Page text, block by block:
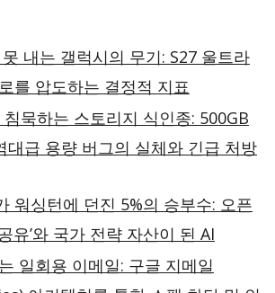
내는 갤럭시의 무기: S27 울트라
를 압도하는 결정적 지표
묵하는 스토리지 식인종: 500GB
대급 용량 버그의 실체와 긴급 처방
워싱턴에 던진 5%의 승부수: 오픈
유’와 국가 전략 자산이 된 AI
일회용 이메일: 구글 지메일